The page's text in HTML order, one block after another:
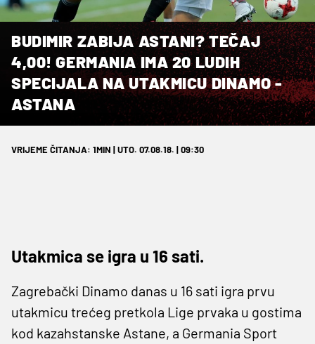
BUDIMIR ZABIJA ASTANI? TEČAJ
4,00! GERMANIA IMA 20 LUDIH
SPECIJALA NA UTAKMICU DINAMO -
ASTANA
VRIJEME ČITANJA: 1MIN | UTO. 07.08.18. | 09:30
Utakmica se igra u 16 sati.
Zagrebački Dinamo danas u 16 sati igra prvu
utakmicu trećeg pretkola Lige prvaka u gostima
kod kazahstanske Astane, a Germania Sport